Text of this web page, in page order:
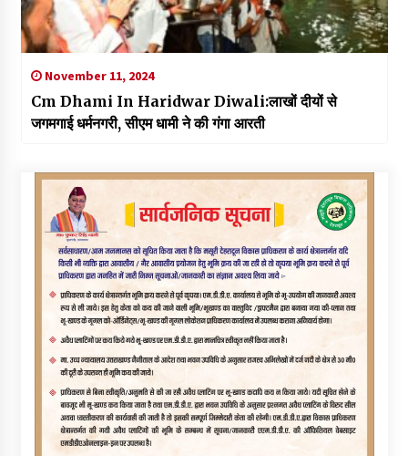
November 11, 2024
Cm Dhami In Haridwar Diwali:लाखों दीयों से
जगमगाई धर्मनगरी, सीएम धामी ने की गंगा आरती